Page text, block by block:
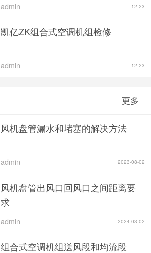
admin 12-23
凯亿ZK组合式空调机组检修
admin 12-23
更多
风机盘管漏水和堵塞的解决方法
admin 2023-08-02
风机盘管出风口回风口之间距离要
求
admin 2024-03-02
组合式空调机组送风段和均流段